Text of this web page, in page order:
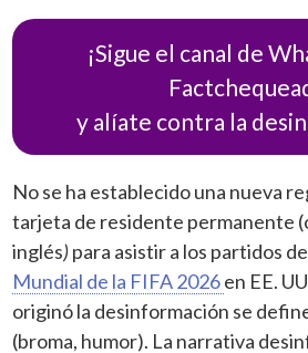
¡Sigue el canal de
y alíate contra la
No se ha establecido una nueva
tarjeta de residente permanente
inglés)para asistir a los partidos
Mundial de la FIFA 2026en EE.
originó la desinformación se
(broma, humor). La narrativa